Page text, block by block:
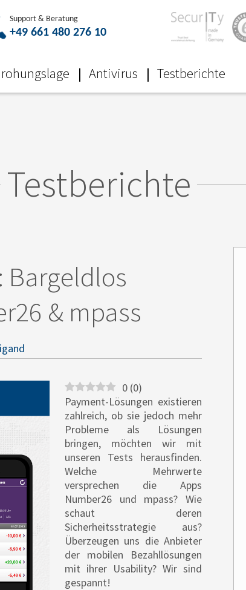
Antivirus Testberichte
Testberichte
Bargeldlos
& mpass
0 (0)
Payment-Lösungen existieren
zahlreich, ob sie jedoch mehr
Probleme als Lösungen
bringen, möchten wir mit
unseren Tests herausfinden.
Welche Mehrwerte
versprechen die Apps
Number26 und mpass? Wie
schaut deren
Sicherheitsstrategie aus?
Überzeugen uns die Anbieter
der mobilen Bezahllösungen
mit ihrer Usability? Wir sind
gespannt!